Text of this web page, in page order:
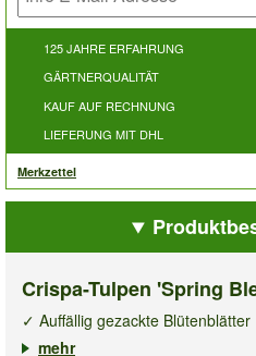
125 JAHRE ERFAHRUNG
GÄRTNERQUALITÄT
KAUF AUF RECHNUNG
LIEFERUNG MIT DHL
Merkzettel
Crispa-Tulpen 'Spring
✓ Auffällig gezackte Blütenblätter
✓ Bunter Blickfang
mehr